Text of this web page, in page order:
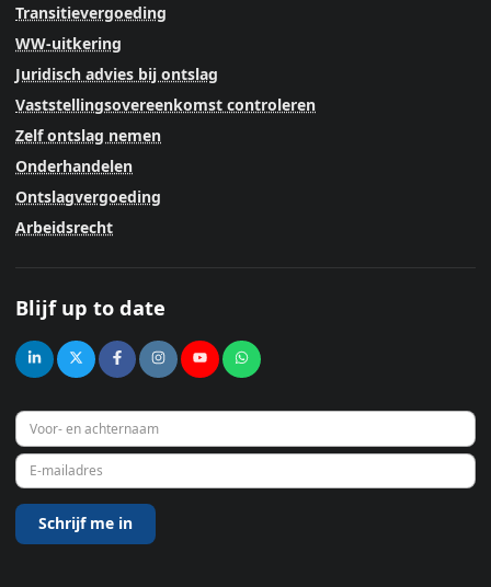
Transitievergoeding
WW-uitkering
Juridisch advies bij ontslag
Vaststellingsovereenkomst controleren
Zelf ontslag nemen
Onderhandelen
Ontslagvergoeding
Arbeidsrecht
Blijf up to date